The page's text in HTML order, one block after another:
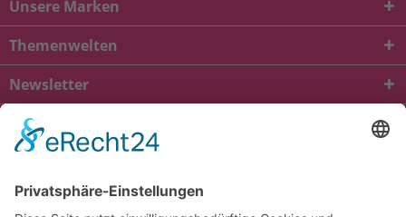
Unsere Marken
Themenwelten
Newsletter
* Alle Preise inkl. gesetzl. Mehrwertsteuer zzgl.
und ggf.
Nachnahmegebühren, wenn nicht anders beschrieben
viba.de
4.90von5.00bei1685